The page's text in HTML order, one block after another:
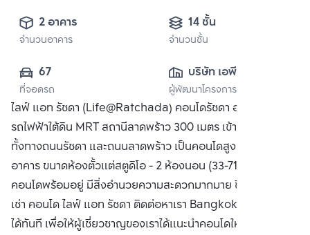
2 อาคาร
จำนวนอาคาร
14 ชั้น
จำนวนชั้น
67
ที่จอดรถ
บริษัท เอพี (ไทย
แลนด์)
จำกัด(มหาชน)
ผู้พัฒนาโครงการ
ไลฟ์ แอท รัชดา (Life@Ratchada) คอนโดรัชดา อยู่ใกล้
รถไฟฟ้าใต้ดิน MRT สถานีลาดพร้าว 300 เมตร เข้าออกสะดวก
ทั้งทางถนนรัชดา และถนนลาดพร้าว เป็นคอนโดสูงแบ่งเป็น 2
อาคาร ขนาดห้องตั้วแต่สตูดิโอ - 2 ห้องนอน (33-71.5 ตร.ม.)
คอนโดพร้อมอยู่ มีสิ่งอำนวยความสะดวกมากมาย ซื้อ ขาย หรือ
เช่า คอนโด ไลฟ์ แอท รัชดา ติดต่อหาเรา Bangkok CitiSmart
ได้ทันที เพื่อให้ผู้เชี่ยวชาญของเราได้แนะนำคอนโดให้กับท่าน